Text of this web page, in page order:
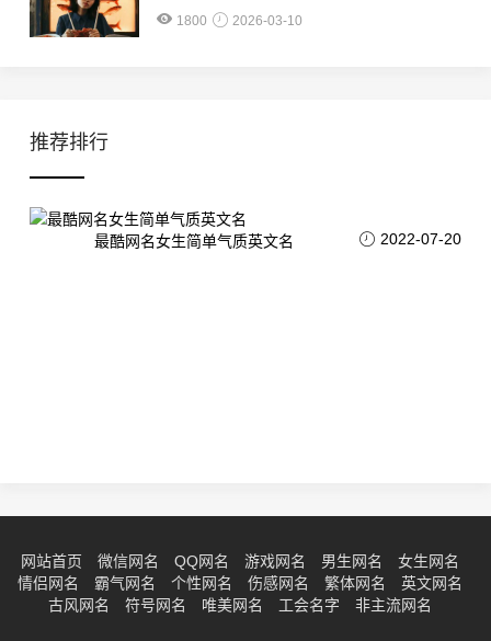
1800 2026-03-10
推荐排行
最酷网名女生简单气质英文名 2022-07-20
网站首页 微信网名 QQ网名 游戏网名 男生网名
女生网名
情侣网名
霸气网名 个性网名 伤感网名 繁体网名
英文网名
古风网名
符号网名 唯美网名 工会名字 非主流网名